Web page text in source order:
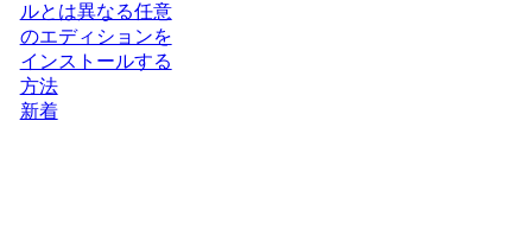
ルとは異なる任意
のエディションを
インストールする
方法
新着